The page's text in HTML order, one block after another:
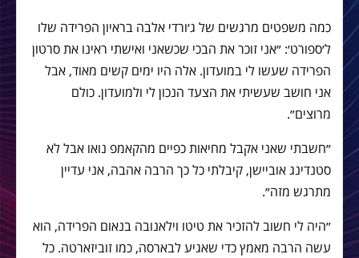
כמה משפטים מרגשים של ג׳ורדי אלבה בראיון הפרידה שלו
ל׳ספורט׳: ״אני זוכר את הבכי שכשאני ואישתי ראינו את סרטון
הפרידה שעשו לי במועדון. אלה היו ימים קשים מאוד, אבל
אני חושב שעשיתי את הצעד הנכון לי ולמועדון. כולם
מרוצים״.
״חשבתי שאני אקבל מחיאות כפיים מהקאמפ נואו אבל לא
סטנדינג אוביישן, קיבלתי כל כך הרבה אהבה, אני עדיין
מתרגש מזה״.
״היה לי חשוב להזכיר את טיטו וילאנובה בנאום הפרידה, הוא
עשה הרבה מאמץ כדי שאגיע לבארסה, כמו זוביזארטה. כל